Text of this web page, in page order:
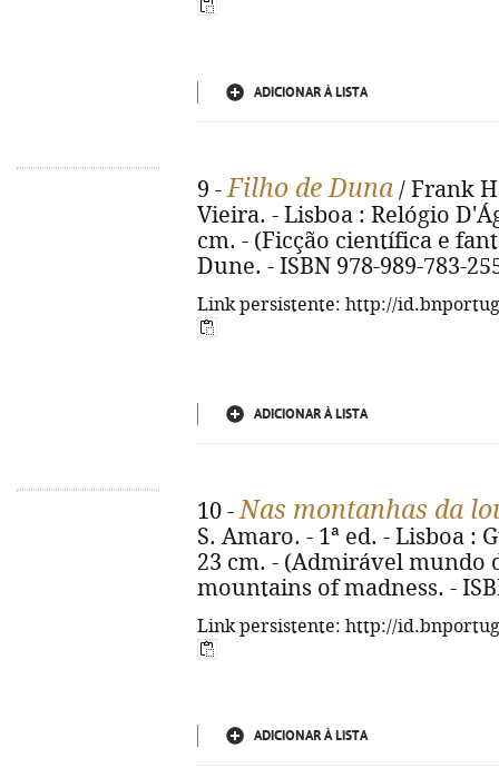
ADICIONAR À LISTA
9 -Filho de Duna / Frank
Vieira. - Lisboa : Relógio
cm. - (Ficção científica e
Dune. - ISBN 978-989-783-
Link persistente: http://
ADICIONAR À LISTA
10 -Nas montanhas da
S. Amaro. - 1ª ed. - Lisboa :
23 cm. - (Admirável mundo
mountains of madness. -
Link persistente: http://
ADICIONAR À LISTA